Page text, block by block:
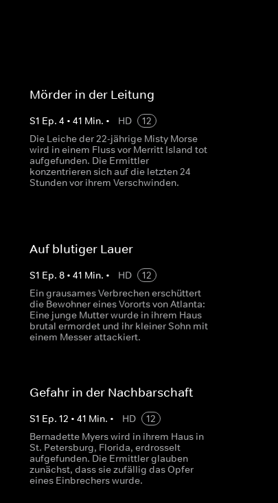
Mörder in der Leitung
S1 Ep. 4 • 41 Min. • HD
12
Die Leiche der 22-jährige Misty Morse
wird in einem Fluss vor Merritt Island tot
aufgefunden. Die Ermittler
konzentrieren sich auf die letzten 24
Stunden vor ihrem Verschwinden.
Auf blutiger Lauer
S1 Ep. 8• 41 Min. • HD
12
Ein grausames Verbrechen erschüttert
die Bewohner eines Vororts von Atlanta:
Eine junge Mutter wurde in ihrem Haus
brutal ermordet und ihr kleiner Sohn mit
einem Messer attackiert.
Gefahr in der Nachbarschaft
S1 Ep. 12 • 41 Min. • HD
12
Bernadette Myers wird in ihrem Haus in
St. Petersburg, Florida, erdrosselt
aufgefunden. Die Ermittler glauben
zunächst, dass sie zufällig das Opfer
eines Einbrechers wurde.